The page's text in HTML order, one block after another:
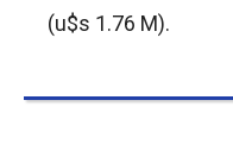
(u$s 1.76 M).